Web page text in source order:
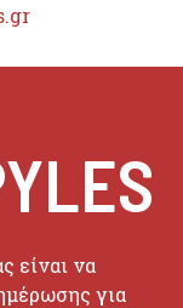
είναι να
για